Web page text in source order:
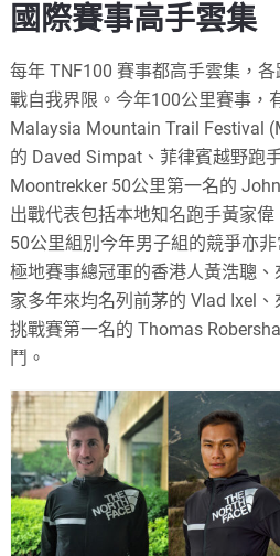
國際賽事高手雲集
每年 TNF100 賽事都高手雲集，
戰自我界限。今年100公里賽事，
Malaysia Mountain Trail Festival
的 Daved Simpat、菲律賓越野跑
Moontrekker 50公里第一名的
出戰代表包括本地知名跑手黃家
50公里組別今年男子組的競爭亦
極地賽事總冠軍的香港人黃浩聰
家多年來均名列前茅的 Vlad Ixel
挑戰賽第一名的 Thomas
鬥。